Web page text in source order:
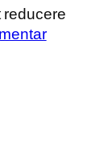
reducere